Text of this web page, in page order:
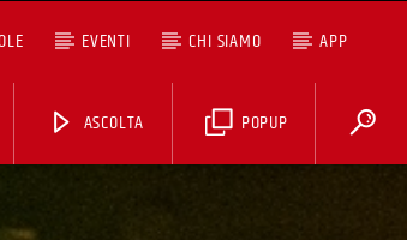
EVENTI CHI SIAMO APP
POPUP
ASCOLTA